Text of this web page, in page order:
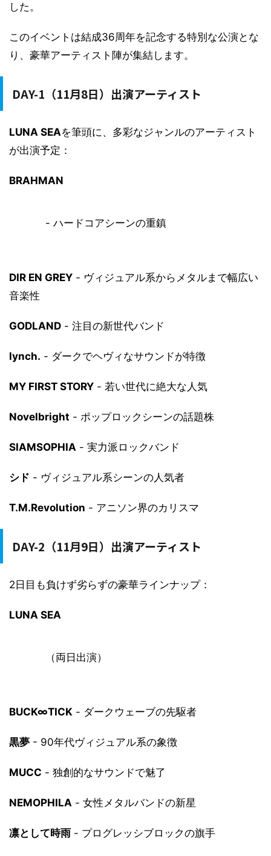
した。
このイベントは結成36周年を記念する特別な公演とな
り、豪華アーティスト陣が集結します。
DAY-1（11月8日）出演アーティスト
LUNA SEAを筆頭に、多彩なジャンルのアーティスト
が出演予定：
BRAHMAN
- ハードコアシーンの重鎮
DIR EN GREY - ヴィジュアル系からメタルまで幅広い
音楽性
GODLAND - 注目の新世代バンド
lynch. - ダークでヘヴィなサウンドが特徴
MY FIRST STORY - 若い世代に絶大な人気
Novelbright - ポップロックシーンの話題株
SIAMSOPHIA - 実力派ロックバンド
シド - ヴィジュアル系シーンの人気者
T.M.Revolution - アニソン界のカリスマ
DAY-2（11月9日）出演アーティスト
2日目も負けず劣らずの豪華ラインナップ：
LUNA SEA
（両日出演）
BUCK∞TICK - ダークウェーブの先駆者
黒夢 - 90年代ヴィジュアル系の象徴
MUCC - 独創的なサウンドで魅了
NEMOPHILA - 女性メタルバンドの新星
凛として時雨 - プログレッシブロックの旗手